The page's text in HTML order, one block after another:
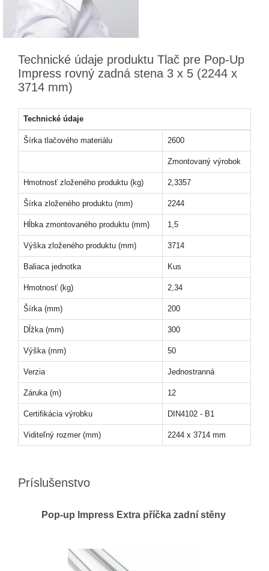
Technické údaje produktu Tlač pre Pop-Up
Impress rovný zadná stena 3 x 5 (2244 x
3714 mm)
Technické údaje
Šírka tlačového materiálu 2600
Zmontovaný výrobok
Hmotnosť zloženého produktu (kg) 2,3357
Šírka zloženého produktu (mm) 2244
Hĺbka zmontovaného produktu (mm) 1,5
Výška zloženého produktu (mm) 3714
Baliaca jednotka Kus
Hmotnosť (kg) 2,34
Šírka (mm) 200
Dĺžka (mm) 300
Výška (mm) 50
Verzia Jednostranná
Záruka (m) 12
Certifikácia výrobku DIN4102 - B1
Viditeľný rozmer (mm) 2244 x 3714 mm
Príslušenstvo
Pop-up Impress Extra příčka zadní stěny